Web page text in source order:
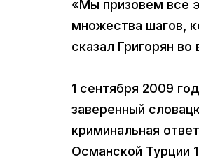
«Мы призовем все
множества шагов,
сказал Григорян
1 сентября 2009
заверенный
криминальная
Османской Турции